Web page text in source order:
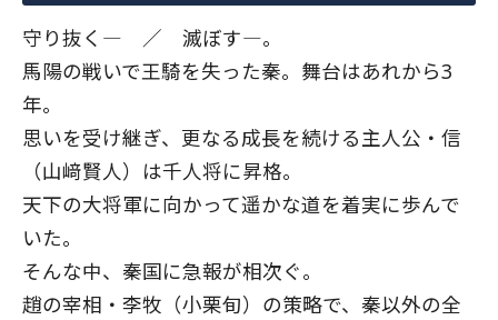
守り抜く― ／ 滅ぼす―。
馬陽の戦いで王騎を失った秦。舞台はあれから3
年。
思いを受け継ぎ、更なる成長を続ける主人公・信
（山﨑賢人）は千人将に昇格。
天下の大将軍に向かって遥かな道を着実に歩んで
いた。
そんな中、秦国に急報が相次ぐ。
趙の宰相・李牧（小栗旬）の策略で、秦以外の全